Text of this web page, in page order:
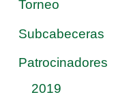
Torneo
Subcabeceras
Patrocinadores
2019